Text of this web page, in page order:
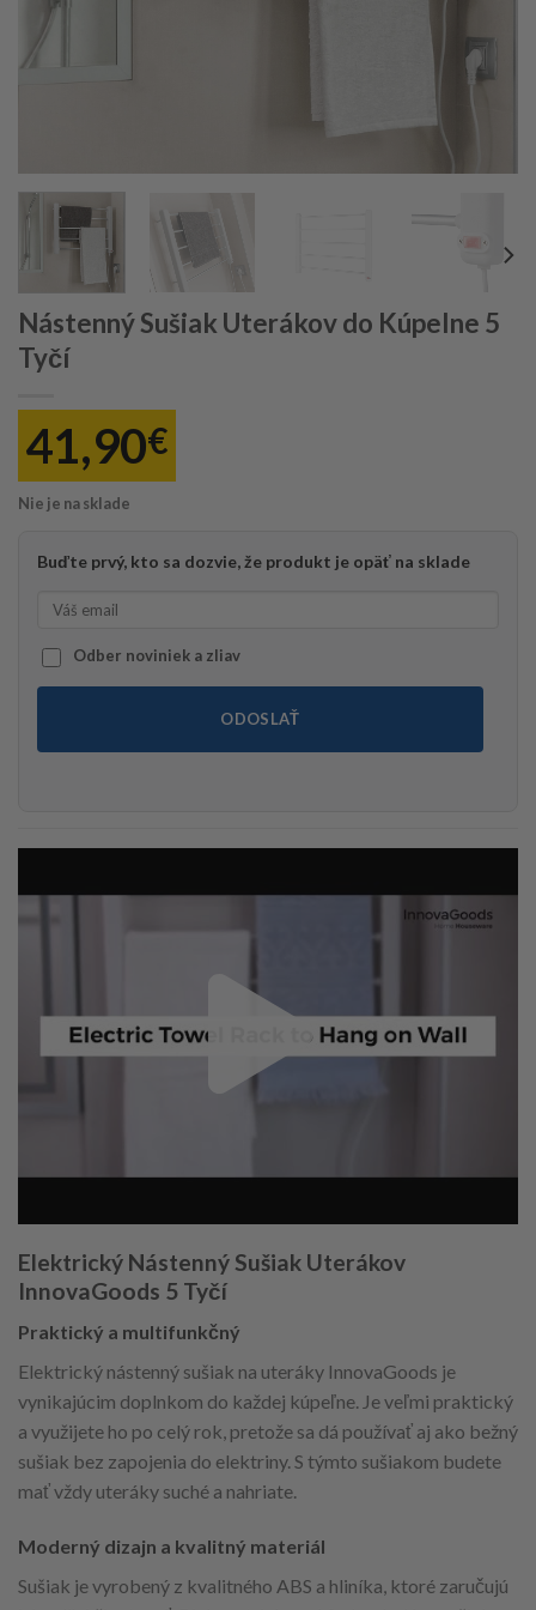
Nástenný Sušiak Uterákov do Kúpelne 5
Tyčí
41,90€
Nie je na sklade
Buďte prvý, kto sa dozvie, že produkt je opäť na sklade
Odber noviniek a zliav
ODOSLAŤ
Elektrický Nástenný Sušiak Uterákov
InnovaGoods 5 Tyčí
Praktický a multifunkčný
Elektrický nástenný sušiak na uteráky InnovaGoods je
vynikajúcim doplnkom do každej kúpeľne. Je veľmi praktický
a využijete ho po celý rok, pretože sa dá používať aj ako bežný
sušiak bez zapojenia do elektriny. S týmto sušiakom budete
mať vždy uteráky suché a nahriate.
Moderný dizajn a kvalitný materiál
Sušiak je vyrobený z kvalitného ABS a hliníka, ktoré zaručujú